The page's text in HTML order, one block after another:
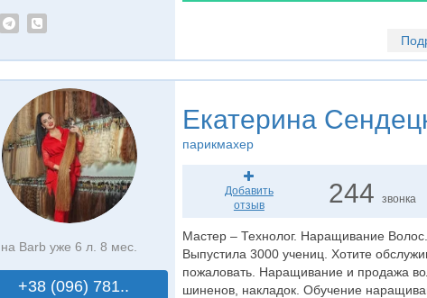
на Barb уже 6 л. 8 мес.
+38 (096) 781..
Екатерина
парикмахер
Добавить
отзыв
244звонка
Мастер – Технолог. Наращивание
Выпустила 3000 учениц. Хотите
пожаловать. Наращивание и продажа
шиненов, накладок. Обучение